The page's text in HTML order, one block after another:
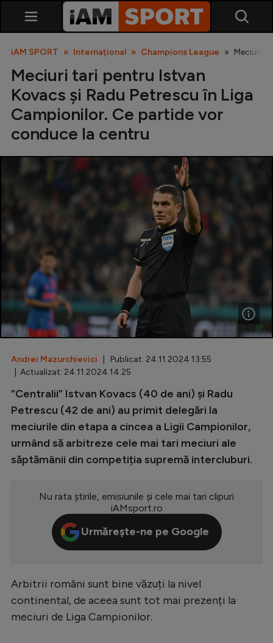
SuperLiga
Cupa României
Echipa Națională
Fotbal feminin
Special
Diverse
Inedit
Clasamente
Champions League
Europa League
CM 2026
Premier League
LaLiga
Bundesliga
Ligue 1
iAM SPORT Internațional Champions League Meciuri
Meciuri tari pentru Istvan
Kovacs și Radu Petrescu în Liga
Campionilor. Ce partide vor
conduce la centru
Andrei Mazurchievici | Publicat: 24.11.2024 13:55
| Actualizat: 24.11.2024 14:25
”Centralii” Istvan Kovacs (40 de ani) și Radu
Petrescu (42 de ani) au primit delegări la
meciurile din etapa a cincea a Ligii Campionilor,
urmând să arbitreze cele mai tari meciuri ale
săptămânii din competiția supremă intercluburi.
Nu rata știrile, emisiunile și cele mai tari clipuri
iAMsport.ro
Urmărește-ne pe Google
Arbitrii români sunt bine văzuți la nivel
continental, de aceea sunt tot mai prezenți la
meciuri de Liga Campionilor.